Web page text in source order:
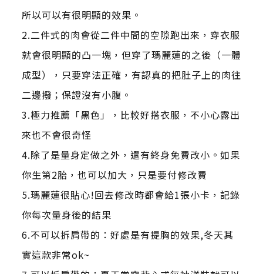
所以可以有很明顯的效果。
2.二件式的肉會從二件中間的空隙跑出來，穿衣服
就會很明顯的凸一塊，但穿了瑪麗蓮的之後（一體
成型），只要穿法正確，有認真的把肚子上的肉往
二邊撥；保證沒有小腹。
3.極力推薦「黑色」，比較好搭衣服，不小心露出
來也不會很奇怪
4.除了是量身定做之外，還有終身免費改小。如果
你生第2胎，也可以加大，只是要付修改費
5.瑪麗蓮很貼心!回去修改時都會給1張小卡，記錄
你每次量身後的結果
6.不可以拆肩帶的：好處是有提胸的效果,冬天其
實這款非常ok~